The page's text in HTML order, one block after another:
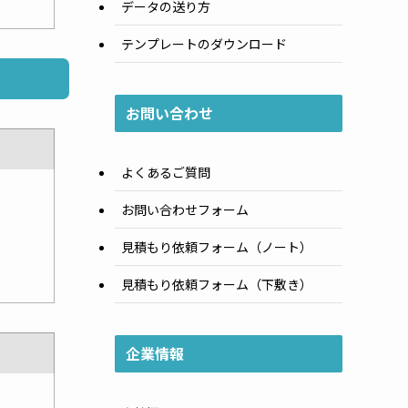
データの送り方
テンプレートのダウンロード
お問い合わせ
よくあるご質問
お問い合わせフォーム
見積もり依頼フォーム（ノート）
見積もり依頼フォーム（下敷き）
企業情報